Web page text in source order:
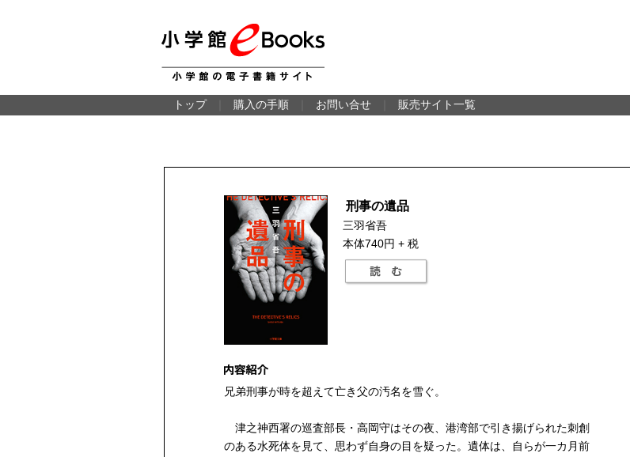
トップ 購入の手順 お問い合せ 販売サイト一覧
刑事の遺品
三羽省吾
本体740円 + 税
兄弟刑事が時を超えて亡き父の汚名を雪ぐ。
津之神西署の巡査部長・高岡守はその夜、港湾部で引き揚げられた刺創
のある水死体を見て、思わず自身の目を疑った。遺体は、自らが一カ月前